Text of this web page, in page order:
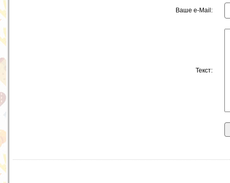
Ваше e-Mail:
Текст: